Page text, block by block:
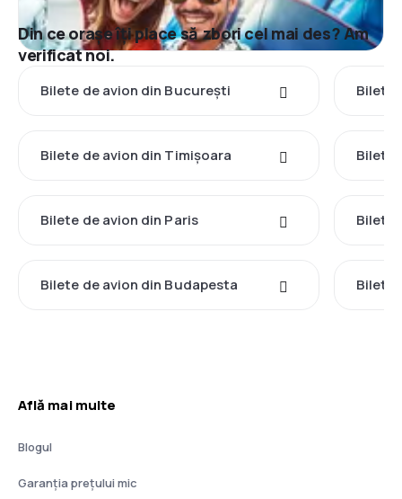
Din ce orașe îți place să zbori cel mai des? Am
verificat noi.
Bilete de avion din București Bilete
Bilete de avion din Timișoara Bilete
Bilete de avion din Paris Bilete
Bilete de avion din Budapesta Bilete
Află mai multe
Blogul
Garanția prețului mic